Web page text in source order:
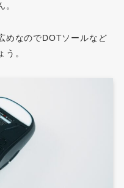
めなのでDOTソールなど
。